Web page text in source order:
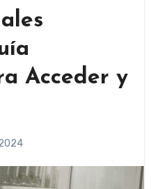
Acceder y